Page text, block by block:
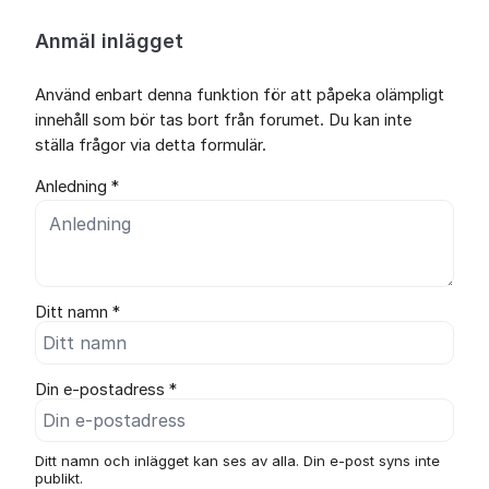
Anmäl inlägget
Använd enbart denna funktion för att påpeka olämpligt
innehåll som bör tas bort från forumet. Du kan inte
ställa frågor via detta formulär.
Anledning *
Ditt namn *
Din e-postadress *
Ditt namn och inlägget kan ses av alla. Din e-post syns inte
publikt.